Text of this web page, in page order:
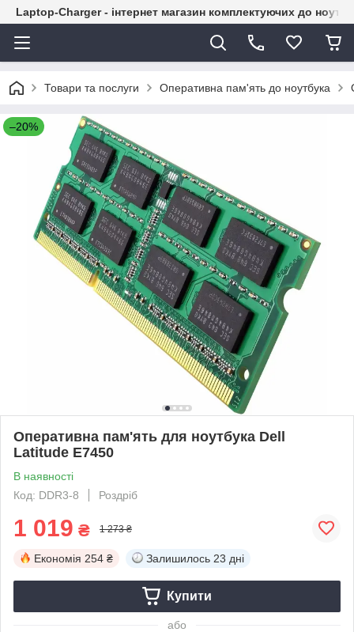
Laptop-Charger - інтернет магазин комплектуючих до
Товари та послуги Оперативна пам'ять до ноутбука
–20%
Оперативна пам'ять для ноутбука Dell
Latitude E7450
В наявності
Код: DDR3-8
Роздріб
1 019 ₴ 1 273 ₴
Економія 254 ₴ Залишилось 23 дні
Купити
або